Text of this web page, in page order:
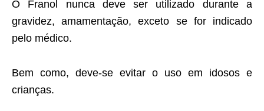
O Franol nunca deve ser utilizado durante a
gravidez, amamentação, exceto se for indicado
pelo médico.
Bem como, deve-se evitar o uso em idosos e
crianças.